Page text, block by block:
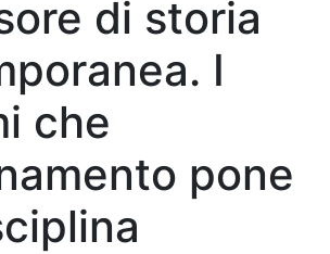
di storia
I
che
pone